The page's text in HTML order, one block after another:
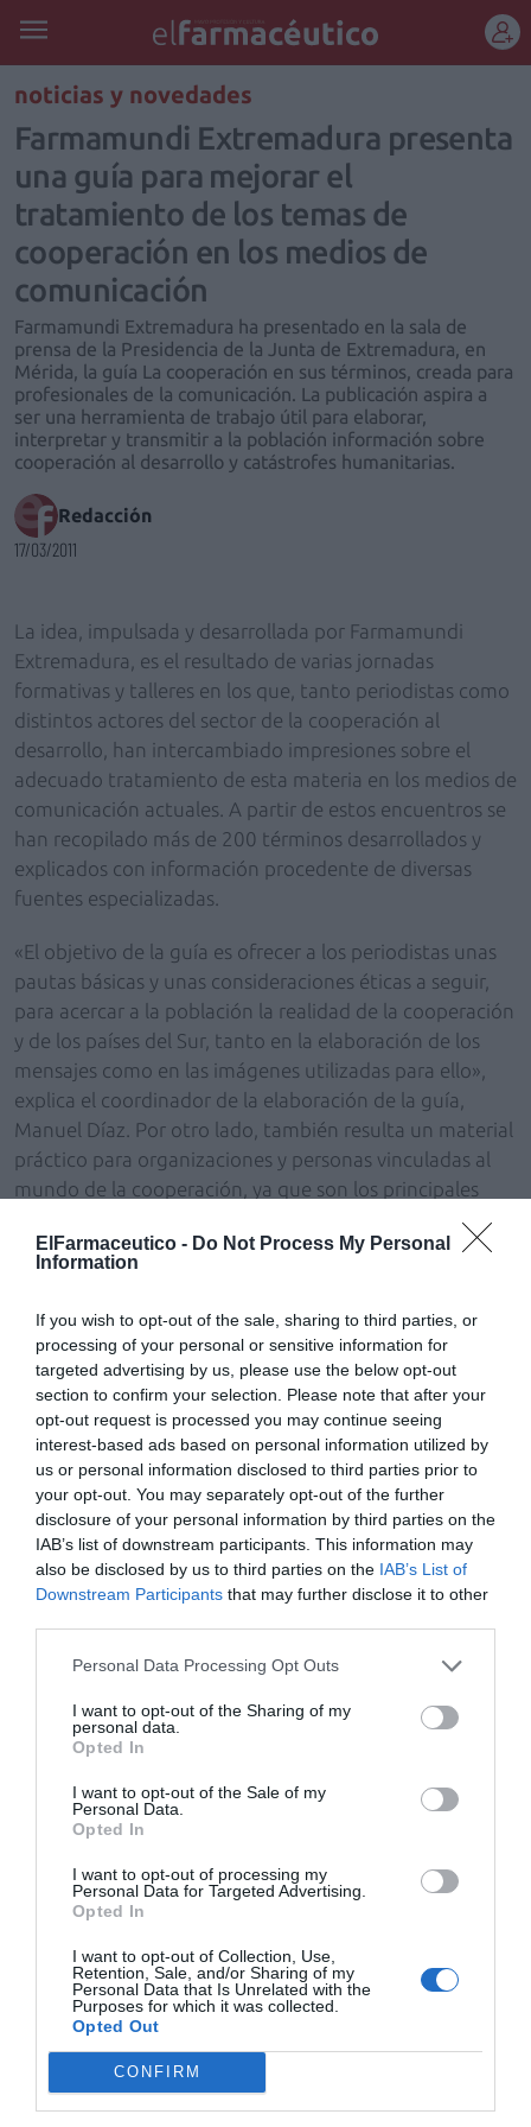
ElFarmaceutico - Do Not Process My Personal
Information
If you wish to opt-out of the sale, sharing to third parties, or
processing of your personal or sensitive information for
targeted advertising by us, please use the below opt-out
section to confirm your selection. Please note that after your
opt-out request is processed you may continue seeing
interest-based ads based on personal information utilized by
us or personal information disclosed to third parties prior to
your opt-out. You may separately opt-out of the further
disclosure of your personal information by third parties on the
IAB’s list of downstream participants. This information may
also be disclosed by us to third parties on the IAB’s List of
Downstream Participants that may further disclose it to other
Personal Data Processing Opt Outs
I want to opt-out of the Sharing of my
personal data.
Opted In
I want to opt-out of the Sale of my
Personal Data.
Opted In
I want to opt-out of processing my
Personal Data for Targeted Advertising.
Opted In
I want to opt-out of Collection, Use,
Retention, Sale, and/or Sharing of my
Personal Data that Is Unrelated with the
Purposes for which it was collected.
Opted Out
CONFIRM
REGÍSTRATE
noticias y novedades
Farmamundi Extremadura presenta
una guía para mejorar el
tratamiento de los temas de
cooperación en los medios de
comunicación
Farmamundi Extremadura ha presentado en la sala de
prensa de la Presidencia de la Junta de Extremadura, en
Mérida, la guía La cooperación en sus términos, creada para
profesionales de la comunicación. La publicación aspira a
ser una herramienta de trabajo útil para elaborar,
interpretar y transmitir a la población información sobre
cooperación al desarrollo y catástrofes humanitarias.
Redacción
17/03/2011
La idea, impulsada y desarrollada por Farmamundi
Extremadura, es el resultado de varias jornadas
formativas y talleres en los que, tanto periodistas como
distintos actores del sector de la cooperación al
desarrollo, han intercambiado impresiones sobre el
adecuado tratamiento de esta materia en los medios de
comunicación actuales. A partir de estos encuentros se
han recopilado más de 200 términos desarrollados y
explicados con información procedente de diversas
fuentes especializadas.
«El objetivo de la guía es ofrecer a los periodistas unas
pautas básicas y unas consideraciones éticas a seguir,
para acercar a la población la realidad de la cooperación
y de los países del Sur, tanto en la elaboración de los
mensajes como en las imágenes utilizadas para ello»,
explica el coordinador de la elaboración de la guía,
Manuel Díaz. Por otro lado, también resulta un material
práctico para organizaciones y personas vinculadas al
mundo de la cooperación, ya que son los principales
Se han impreso un total de 400 ejemplares que serán
también está disponible en la sección de
«Comunicación-Libros» de la web de Farmamundi
(www.farmamundi.org).
El Farmacéutico
como fuente preferida
de Google de forma gratuita
Mantente informado con las últimas noticias de actualidad.
ACTIVAR AHORA
Tags
Destacados
de uso humano: seguridad y
trazabilidad
Récord de comunicaciones para el
Farmacéutico de Oviedo
NOTICIAS Y NOVEDADES